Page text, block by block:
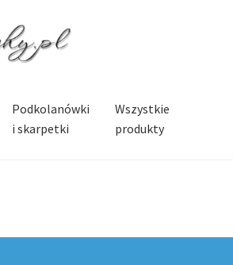
Podkolanówki
i skarpetki
Wszystkie
produkty